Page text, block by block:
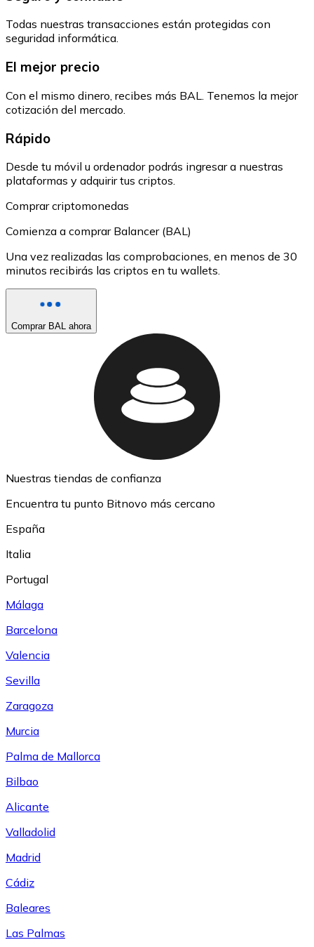
Todas nuestras transacciones están protegidas con
seguridad informática.
El mejor precio
Con el mismo dinero, recibes más BAL. Tenemos la mejor
cotización del mercado.
Rápido
Desde tu móvil u ordenador podrás ingresar a nuestras
plataformas y adquirir tus criptos.
Comprar criptomonedas
Comienza a comprar Balancer (BAL)
Una vez realizadas las comprobaciones, en menos de 30
minutos recibirás las criptos en tu wallets.
Comprar BAL ahora
Nuestras tiendas de confianza
Encuentra tu punto Bitnovo más cercano
España
Italia
Portugal
Málaga
Barcelona
Valencia
Sevilla
Zaragoza
Murcia
Palma de Mallorca
Bilbao
Alicante
Valladolid
Madrid
Cádiz
Baleares
Las Palmas